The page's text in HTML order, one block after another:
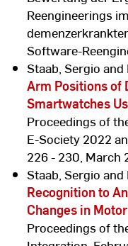
Reengineerings
Software-
Staab, Sergio
Arm Positions of
Smartwatches
Proceedings of
E-Society 2022
226 - 230, March
Staab, Sergio
Recognition to
Changes in
Proceedings of